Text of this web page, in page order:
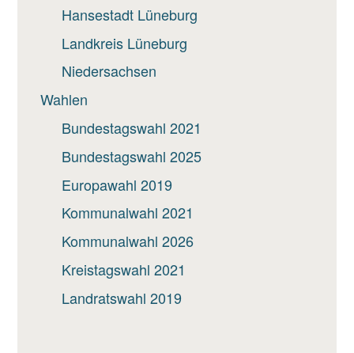
Hansestadt Lüneburg
Landkreis Lüneburg
Niedersachsen
Wahlen
Bundestagswahl 2021
Bundestagswahl 2025
Europawahl 2019
Kommunalwahl 2021
Kommunalwahl 2026
Kreistagswahl 2021
Landratswahl 2019